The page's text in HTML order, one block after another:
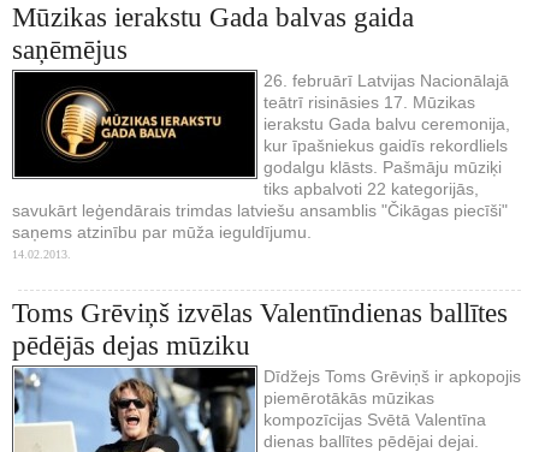
Mūzikas ierakstu Gada balvas gaida
saņēmējus
26. februārī Latvijas Nacionālajā
teātrī risināsies 17. Mūzikas
ierakstu Gada balvu ceremonija,
kur īpašniekus gaidīs rekordliels
godalgu klāsts. Pašmāju mūziķi
tiks apbalvoti 22 kategorijās,
savukārt leģendārais trimdas latviešu ansamblis "Čikāgas piecīši"
saņems atzinību par mūža ieguldījumu.
14.02.2013.
Toms Grēviņš izvēlas Valentīndienas ballītes
pēdējās dejas mūziku
Dīdžejs Toms Grēviņš ir apkopojis
piemērotākās mūzikas
kompozīcijas Svētā Valentīna
dienas ballītes pēdējai dejai.